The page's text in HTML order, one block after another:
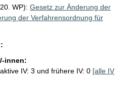
WP): Gesetz zur Änderung der
der Verfahrensordnung für
innen:
IV: 3 und frühere IV: 0 [alle IV